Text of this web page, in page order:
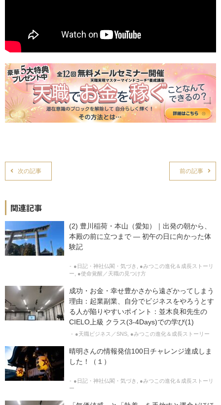
前の記事
次の記事
関連記事
(2) 豊川稲荷・本山（愛知）｜出発の朝から、
本殿の前に立つまで ― 初午の日に向かった体
験記
●日記・神社仏閣・気づき
●みつこの進化＆成長ストーリ
ー
●使命覚醒／天職の見つけ方
成功・お金・幸せ豊かさから遠ざかってしまう
理由：起業副業、自分でビジネスをやろうとす
る人が陥りやすいポイント：並木良和先生の
CIELO上級 クラス(3-4Days)での学び(1)
●天職ビジネス／SNS ●みつこの進化＆成長ストーリー
晴明さんの情報発信100日チャレンジ達成しま
した！（１）
●日記・神社仏閣・気づき
●みつこの進化＆成長ストーリ
ー